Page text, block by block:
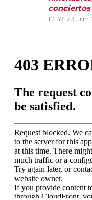
12:47 23 Jun